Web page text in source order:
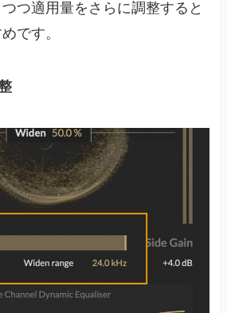
つ適用量をさらに調整すると
です。